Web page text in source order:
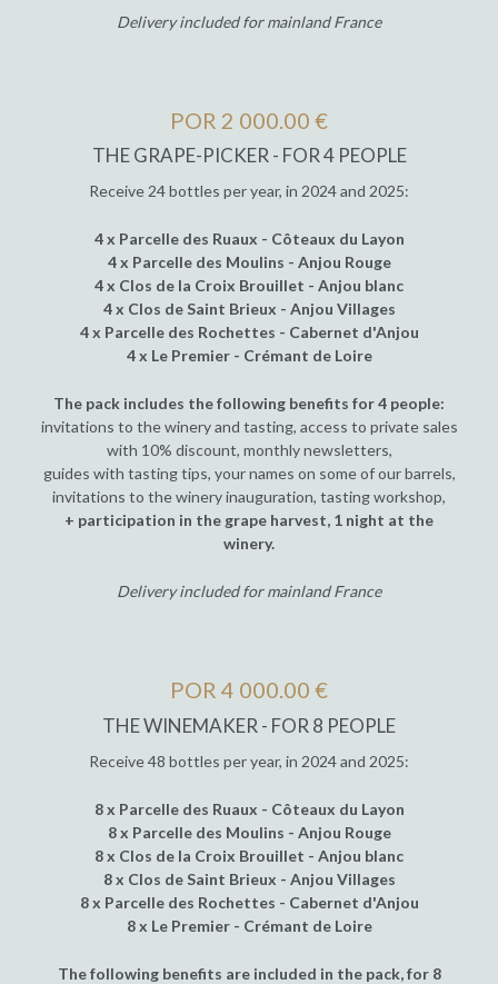
Delivery included for mainland France
POR 2 000.00 €
THE GRAPE-PICKER - FOR 4 PEOPLE
Receive 24 bottles per year, in 2024 and 2025:
4 x Parcelle des Ruaux - Côteaux du Layon
4 x Parcelle des Moulins - Anjou Rouge
4 x Clos de la Croix Brouillet - Anjou blanc
4 x Clos de Saint Brieux - Anjou Villages
4 x Parcelle des Rochettes - Cabernet d'Anjou
4 x Le Premier - Crémant de Loire
The pack includes the following benefits for 4 people:
invitations to the winery and tasting, access to private sales
with 10% discount, monthly newsletters,
guides with tasting tips, your names on some of our barrels,
invitations to the winery inauguration, tasting workshop,
+ participation in the grape harvest, 1 night at the
winery.
Delivery included for mainland France
POR 4 000.00 €
THE WINEMAKER - FOR 8 PEOPLE
Receive 48 bottles per year, in 2024 and 2025:
8 x Parcelle des Ruaux - Côteaux du Layon
8 x Parcelle des Moulins - Anjou Rouge
8 x Clos de la Croix Brouillet - Anjou blanc
8 x Clos de Saint Brieux - Anjou Villages
8 x Parcelle des Rochettes - Cabernet d'Anjou
8 x Le Premier - Crémant de Loire
The following benefits are included in the pack, for 8